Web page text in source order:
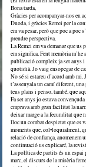
Bona tarda,
Gràcies per acompanyar-nos en
Duoda, i gràcies Remei per la
em va pesar, però que poc a poc
prendre perspectiva.
La Remei em va demanar que us
em significa. Fent memòria m’he
publicació compleix ja set anys i
quotidià. Jo vaig ensopegar de
No sé si estareu d’acord amb mi.
t’assenyala un camí diferent,
teus plans i penso, també, que
Fa set anys jo estava
emprava amb gran facilitat la
deixar marge a la fecunditat que
lloc un combat despietat que es
moments que, col•loquialment,
relació de confiança, anomenem
continuació us explicaré, la
La política de partits és un espai
marc, el discurs de la misèria